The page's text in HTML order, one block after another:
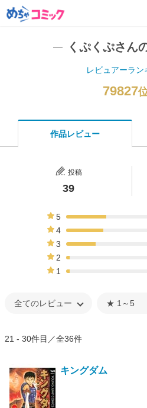
くぷくぷさん
レビュアーラン
79827
作品レビュー
投稿
39
5
4
3
2
1
21 - 30件目／全36件
キングダム